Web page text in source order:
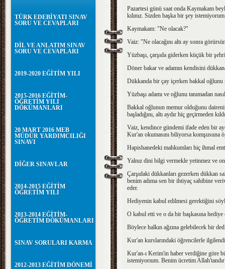
TÜRK EDEBİYATI SINAV
SORU VE CEVAPLARI
DİL VE ANLATIM SINAV
SORU VE CEVAPLARI
2019-2020 EĞİTİM YILI
2015-2016 EĞİTİM-
ÖĞRETİM YILI
DÖKÜMANLARI
20 MART 2016 MEB
MÜDÜR YARDIMCILIĞI
SINAVI
DİĞER SINAVLAR
2014-2015 EĞİTİM
ÖĞRETİM YILI
2013-2014 EĞİTİM-
ÖĞRETİM DÖKÜMANLARI
SINAV SORULARI KARMA
2012-2013 EĞİTİM DÖNEMİ
Pazartesi günü saat onda Kaymakam
kılınız. Sizden başka bir şey
Kaymakam: "Ne olacak?"
Vaiz: "Ne olacağını altı ay sonra
Yüzbaşı, çarşıda giderken küçük bir
Döner bakar ve adamın kendisini
Dükkanda bir çay içerken bakkal oğlunu
Yüzbaşı adamı ve oğlunu tanımadan
Bakkal oğlunun memur olduğunu
başladığını, altı aydır hiç geçirmeden
Vaiz, kendince gündemi ifade eden bir
Kur'an okumasını biliyorsa komşusuna
Hapishanedeki mahkumları hiç ihmal
Yalnız dini bilgi vermekle yetinmez ve
Çarşıdaki dükkanları gezerken dükkan
benim adıma sen bir ihtiyaç sahibine
eder.
Hediyenin kabul edilmesi gerektiğini
O kabul etti ve o da bir başkasına
Böylece halkın ağzına gelebilecek bir
Kur'an kurslarındaki öğrencilerle ilgilendi
Kur'an-ı Kerim'in haber verdiğine göre
istemiyorıum. Benim ücretim